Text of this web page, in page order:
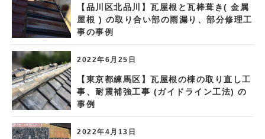
【品川区北品川】瓦屋根と瓦棒葺き( 金属
屋根 ) の取り合い部の雨漏り、部分修理工
事の事例
2022年6月25日
【東京都練馬区】瓦屋根の棟の取り直し工
事、耐震補強工事 (ガイドライン工法) の
事例
2022年4月13日